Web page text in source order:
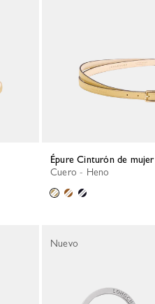
Épure Cinturón de mujer
Cuero - Heno
Nuevo